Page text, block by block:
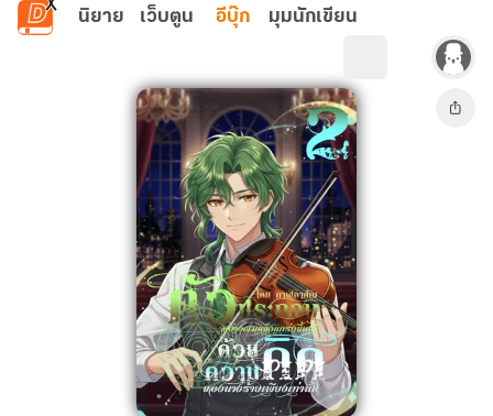
ข้ามไปยังเนื้อหาหลัก
นิยาย เว็บตูน อีบุ๊ก มุมนักเขียน